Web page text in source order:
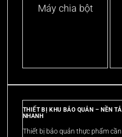
Máy chia bột
THIẾT BỊ KHU BẢO QUẢN – NỀN
NHANH
Thiết bị bảo quản thực phẩm